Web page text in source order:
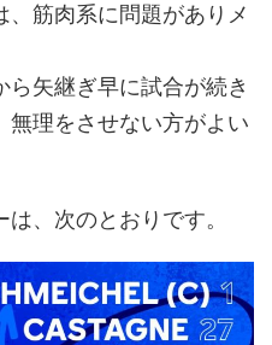
筋肉系に問題がありメ
矢継ぎ早に試合が続き
無理をさせない方がよい
、次のとおりです。